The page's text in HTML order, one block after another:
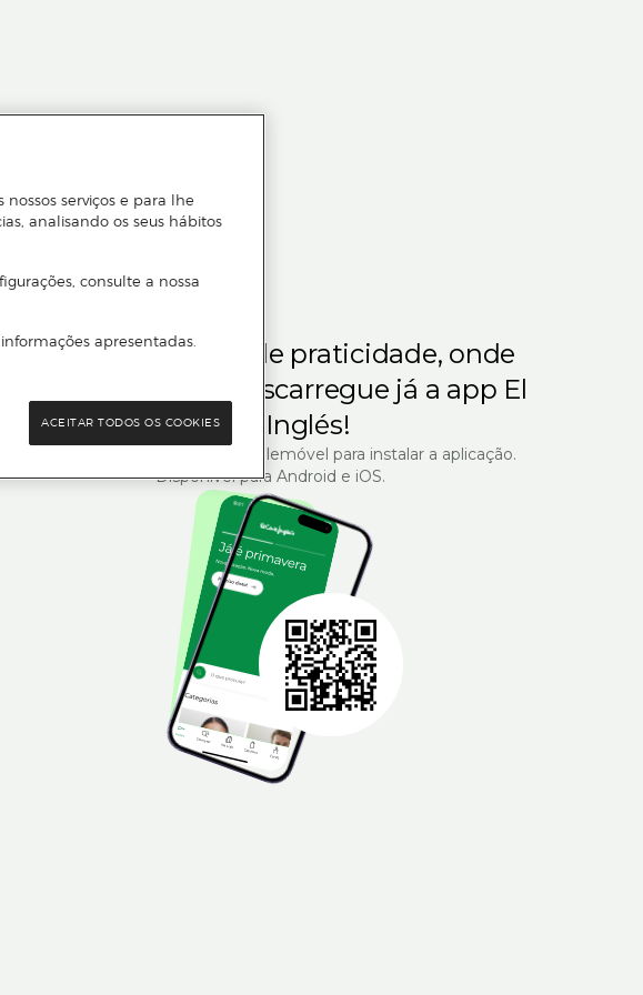
Para quem gosta de praticidade, onde
Descarregue já a app El
Corte Inglés!
Leia o código QR com o seu telemóvel para instalar a aplicação.
Disponível para Android e iOS.
serviços e para lhe
analisando os seus hábitos
consulte a nossa
apresentadas.
ACEITAR TODOS OS COOKIES